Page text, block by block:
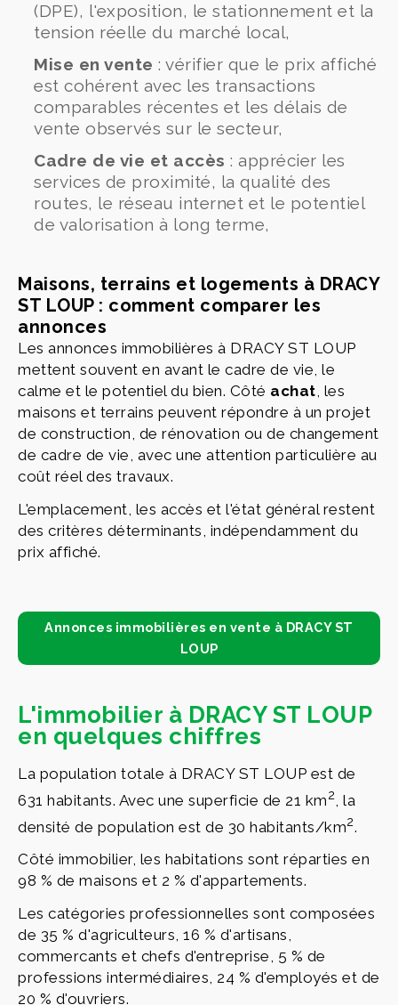
(DPE), l'exposition, le stationnement et la
tension réelle du marché local,
Mise en vente : vérifier que le prix affiché
est cohérent avec les transactions
comparables récentes et les délais de
vente observés sur le secteur,
Cadre de vie et accès : apprécier les
services de proximité, la qualité des
routes, le réseau internet et le potentiel
de valorisation à long terme,
Maisons, terrains et logements à DRACY
ST LOUP : comment comparer les
annonces
Les annonces immobilières à DRACY ST LOUP
mettent souvent en avant le cadre de vie, le
calme et le potentiel du bien. Côté achat, les
maisons et terrains peuvent répondre à un projet
de construction, de rénovation ou de changement
de cadre de vie, avec une attention particulière au
coût réel des travaux.
L'emplacement, les accès et l'état général restent
des critères déterminants, indépendamment du
prix affiché.
Annonces immobilières en vente à DRACY ST
LOUP
L'immobilier à DRACY ST LOUP
en quelques chiffres
La population totale à DRACY ST LOUP est de
631 habitants. Avec une superficie de 21 km2
, la
densité de population est de 30 habitants/km2.
Côté immobilier, les habitations sont réparties en
98 % de maisons et 2 % d'appartements.
Les catégories professionnelles sont composées
de 35 % d'agriculteurs, 16 % d'artisans,
commercants et chefs d'entreprise, 5 % de
professions intermédiaires, 24 % d'employés et de
20 % d'ouvriers.